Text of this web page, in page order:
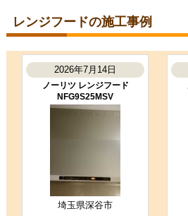
2023年1月1日
大阪府大阪市
レンジフード工事のお客様
ZRS75NBD20FKZ-E
見積もり確定までに現物確認があ
工事満足度 ★★★★★
購入の決め手
レンジフードの施工事例
2026年7月14日
ノーリツ レンジフード
NFG9S25MSV
埼玉県深谷市